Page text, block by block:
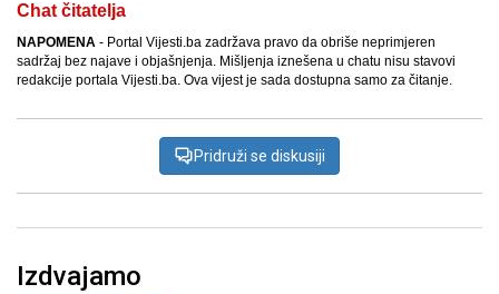
Chat čitatelja
NAPOMENA - Portal Vijesti.ba zadržava pravo da obriše neprimjeren
sadržaj bez najave i objašnjenja. Mišljenja iznešena u chatu nisu stavovi
redakcije portala Vijesti.ba. Ova vijest je sada dostupna samo za čitanje.
Pridruži se diskusiji
Izdvajamo